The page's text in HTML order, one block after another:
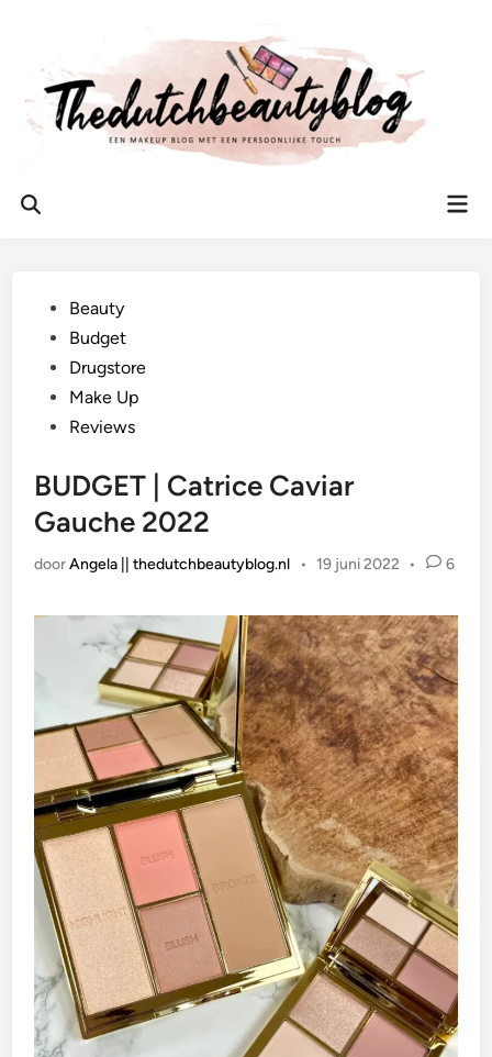
inhoud
Zoeken
Geplaatst
Beauty
Budget
Drugstore
Make Up
Reviews
BUDGET | Catrice Caviar
Gauche 2022
doorAngela || thedutchbeautyblog.nl • 19 juni 2022 • 6